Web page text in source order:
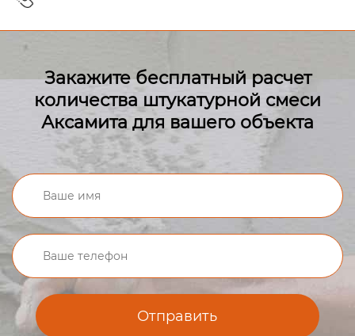
Закажите бесплатный расчет
количества штукатурной смеси
Аксамита для вашего объекта
Отправить